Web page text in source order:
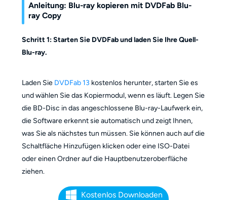
Anleitung: Blu-ray kopieren mit DVDFab Blu-
ray Copy
Schritt 1: Starten Sie DVDFab und laden Sie Ihre Quell-
Blu-ray.
Laden Sie DVDFab 13 kostenlos herunter, starten Sie es
und wählen Sie das Kopiermodul, wenn es läuft. Legen Sie
die BD-Disc in das angeschlossene Blu-ray-Laufwerk ein,
die Software erkennt sie automatisch und zeigt Ihnen,
was Sie als nächstes tun müssen. Sie können auch auf die
Schaltfläche Hinzufügen klicken oder eine ISO-Datei
oder einen Ordner auf die Hauptbenutzeroberfläche
ziehen.
Kostenlos Downloaden